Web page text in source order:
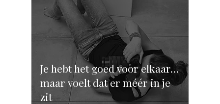
Je hebt het goed voor elkaar…
maar voelt dat er méér in je
zit